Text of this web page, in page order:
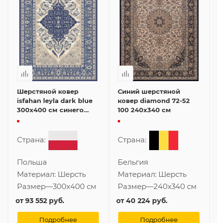
Шерстяной ковер
isfahan leyla dark blue
300x400 см синего
цвета
Страна:
Польша
Материал: Шерсть
Размер—300x400 см
от93 552 руб.
Подробнее
Синий шерстяной
ковер diamond 72-52
100 240x340 см
Страна:
Бельгия
Материал: Шерсть
Размер—240x340 см
от40 224 руб.
Подробнее